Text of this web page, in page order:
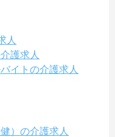
人
護求人
イトの介護求人
）の介護求人